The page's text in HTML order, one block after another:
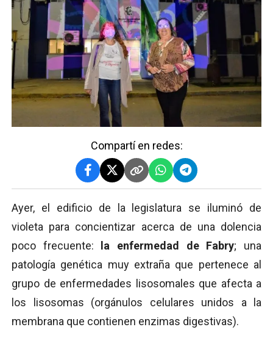
Compartí en redes:
Ayer, el edificio de la legislatura se iluminó de
violeta para concientizar acerca de una dolencia
poco frecuente:
la enfermedad de Fabry; una
patología genética muy extraña que pertenece al
grupo de enfermedades lisosomales que afecta a
los lisosomas (orgánulos celulares unidos a la
membrana que contienen enzimas digestivas).